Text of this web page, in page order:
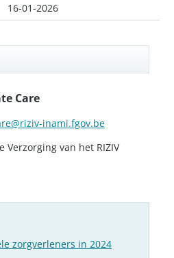
zorgverleners in 2024
16-01-2026
Care
inami.fgov.be
Verzorging van het RIZIV